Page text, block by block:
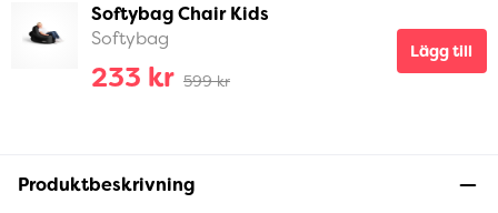
Softybag Chair Kids
Softybag
233 kr 599 kr
Lägg till
Produktbeskrivning